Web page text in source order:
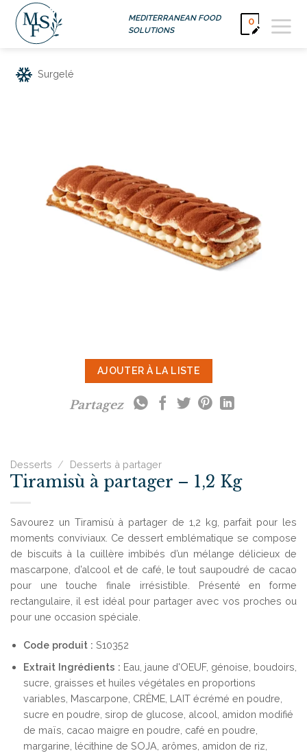
Passer
contenu
MEDITERRANEAN FOOD
SOLUTIONS
0
Surgelé
AJOUTER À LA LISTE
Partagez
Desserts / Desserts à partager
Tiramisù à partager – 1,2 Kg
Savourez un Tiramisù à partager de 1,2 kg, parfait pour les
moments conviviaux. Ce dessert emblématique se compose
de biscuits à la cuillère imbibés d’un mélange délicieux de
mascarpone, d’alcool et de café, le tout saupoudré de cacao
pour une touche finale irrésistible. Présenté en forme
rectangulaire, il est idéal pour partager avec vos proches ou
pour une occasion spéciale.
Code produit : S10352
Extrait Ingrédients : Eau, jaune d'OEUF, génoise, boudoirs,
sucre, graisses et huiles végétales en proportions
variables, Mascarpone, CRÈME, LAIT écrémé en poudre,
sucre en poudre, sirop de glucose, alcool, amidon modifié
de maïs, cacao maigre en poudre, café en poudre,
margarine, lécithine de SOJA, arômes, amidon de riz,